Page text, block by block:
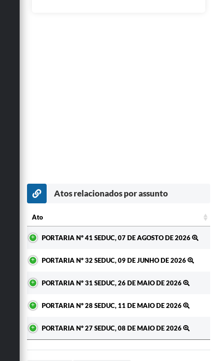
Atos relacionados por assunto
Ato
PORTARIA Nº 41 SEDUC, 07 DE AGOSTO DE 2026
PORTARIA Nº 32 SEDUC, 09 DE JUNHO DE 2026
PORTARIA Nº 31 SEDUC, 26 DE MAIO DE 2026
PORTARIA Nº 28 SEDUC, 11 DE MAIO DE 2026
PORTARIA Nº 27 SEDUC, 08 DE MAIO DE 2026